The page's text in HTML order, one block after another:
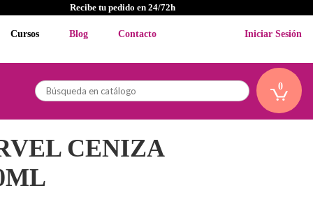
Recibe tu pedido en 24/72h
Cursos Blog Contacto Iniciar Sesión
0
CENIZA